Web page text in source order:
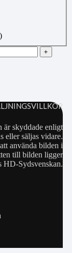
)
är skyddade enligt
eller säljas vidare.
använda bilden i
till bilden ligger
HD-Sydsvenskan.